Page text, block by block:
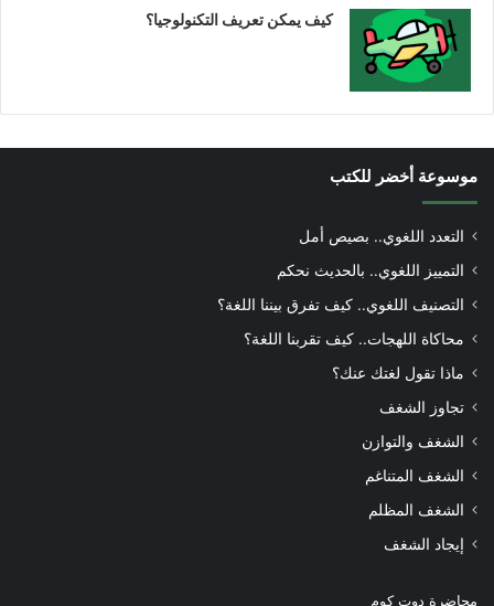
كيف يمكن تعريف التكنولوجيا؟
موسوعة أخضر للكتب
التعدد اللغوي.. بصيص أمل
التمييز اللغوي.. بالحديث نحكم
التصنيف اللغوي.. كيف تفرق بيننا اللغة؟
محاكاة اللهجات.. كيف تقربنا اللغة؟
ماذا تقول لغتك عنك؟
تجاوز الشغف
الشغف والتوازن
الشغف المتناغم
الشغف المظلم
إيجاد الشغف
محاضرة دوت كوم